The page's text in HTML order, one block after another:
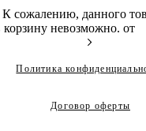
К сожалению, данного
корзину невозможно. от
Политика
Договор оферты